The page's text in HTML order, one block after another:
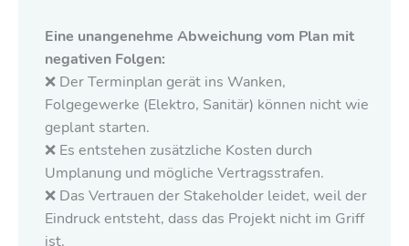
Eine unangenehme Abweichung vom Plan mit
negativen Folgen:
❌ Der Terminplan gerät ins Wanken,
Folgegewerke (Elektro, Sanitär) können nicht wie
geplant starten.
❌ Es entstehen zusätzliche Kosten durch
Umplanung und mögliche Vertragsstrafen.
❌ Das Vertrauen der Stakeholder leidet, weil der
Eindruck entsteht, dass das Projekt nicht im Griff
ist.